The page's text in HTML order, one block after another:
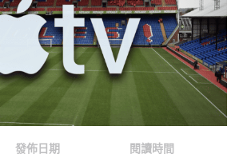
發佈日期
閱讀時間